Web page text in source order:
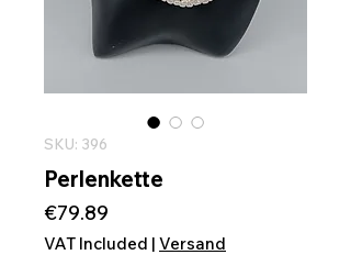
SKU: 396
Perlenkette
€79.89
VAT Included | Versand